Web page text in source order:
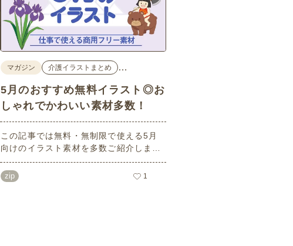
マガジン 介護イラストまとめ …
5月のおすすめ無料イラスト◎お
しゃれでかわいい素材多数！
この記事では無料・無制限で使える5月
向けのイラスト素材を多数ご紹介しま
す。商用フリーの可愛くておしゃれなイ
ラスト素材が多数！こどもの日（端午の
節句）や母の日などの5月ならではのイ
zip 1